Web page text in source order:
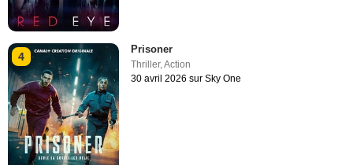
4
Prisoner
Thriller,Action
30 avril 2026 sur Sky One